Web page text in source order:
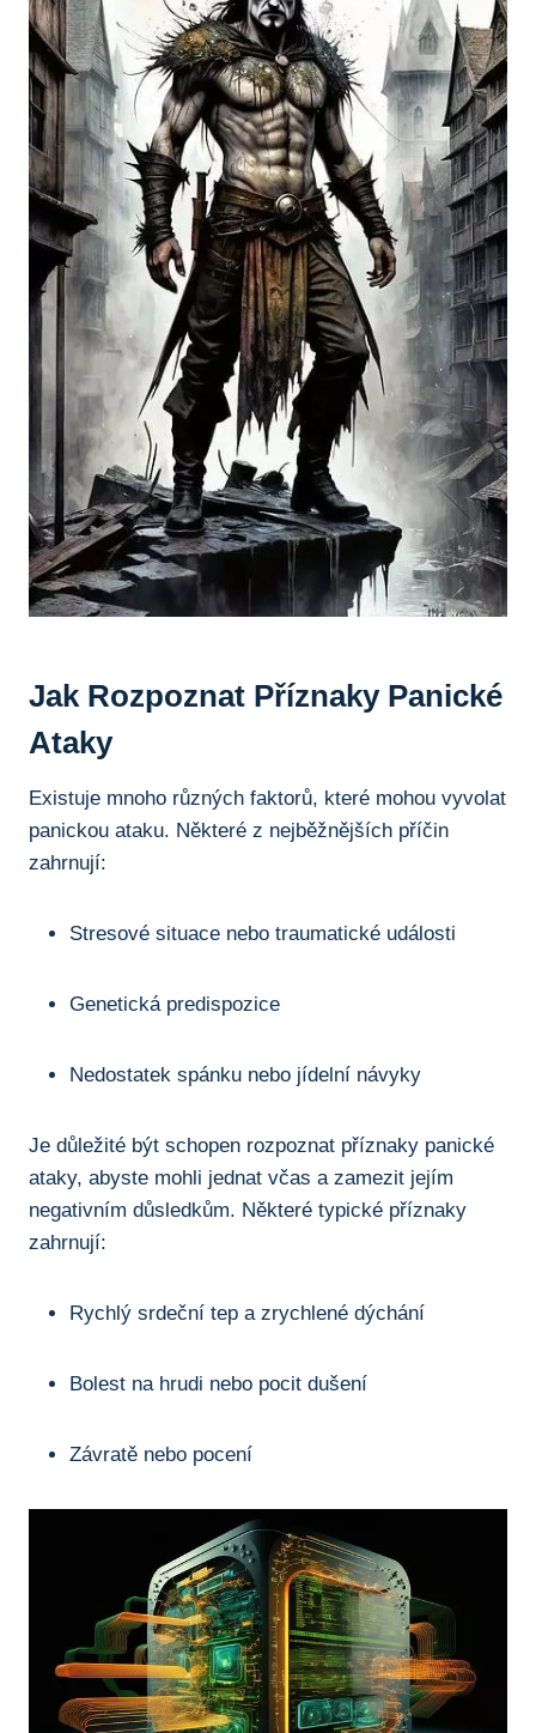
Jak Rozpoznat Příznaky Panické
Ataky
Existuje mnoho různých faktorů, které mohou vyvolat
panickou ataku. Některé z nejběžnějších příčin
zahrnují:
Stresové situace nebo traumatické události
Genetická predispozice
Nedostatek spánku nebo jídelní návyky
Je důležité být schopen rozpoznat příznaky panické
ataky, abyste mohli jednat včas a zamezit jejím
negativním důsledkům. Některé typické příznaky
zahrnují:
Rychlý srdeční tep a zrychlené dýchání
Bolest na hrudi nebo pocit dušení
Závratě nebo pocení